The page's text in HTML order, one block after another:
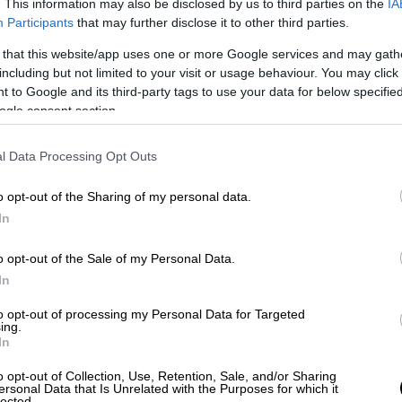
This information may also be disclosed by us to third parties on the
Participants that may further disclose it to other third parties.
that this website/app uses one or more Google services and may
but not limited to your visit or usage behaviour. You may
to Google and its third-party tags to use your data for below
consent section.
Data Processing Opt Outs
opt-out of the Sharing of my personal data.
opt-out of the Sale of my Personal Data.
opt-out of processing my Personal Data for Targeted
opt-out of Collection, Use, Retention, Sale, and/or Sharing
Data that Is Unrelated with the Purposes for which it
Αρχηγός Γενικού Επιτελείου
Τακτικής Αεροπορίας και Διοικητής
Γενικού Επιτελείου Εθνικής
Κλάδου Επιχειρήσεων του
Κλάδου Πολιτικής και
Διεύθυνσης Αεράμυνας του
Κέντρου Αεροπορικής Τακτικής
Τμηματάρχης στη Διεύθυνση Αμυντικής
του ΓΕΑ (ΓΕΑ/Δ2)